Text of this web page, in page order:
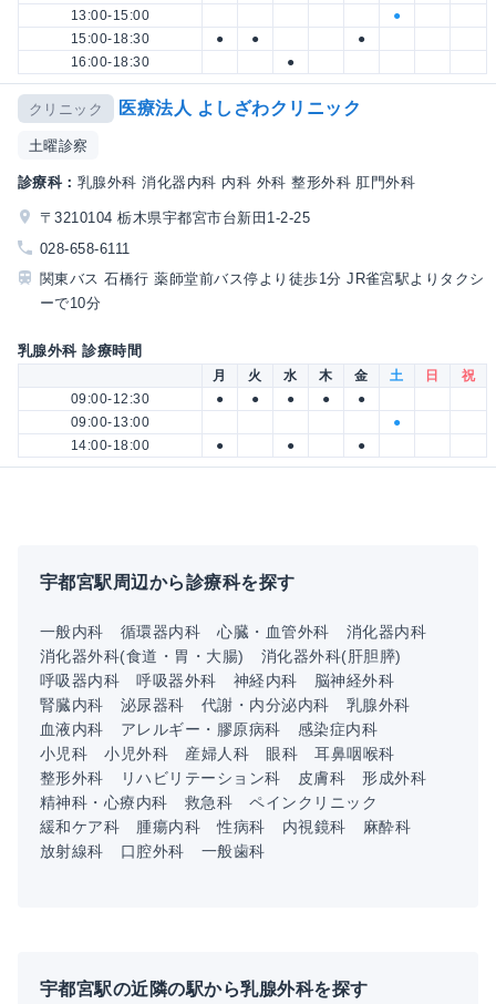
13:00-15:00
●
15:00-18:30
● ●
●
16:00-18:30
●
クリニック 医療法人 よしざわクリニック
土曜診察
診療科： 乳腺外科 消化器内科 内科 外科 整形外科 肛門外科
〒3210104 栃木県宇都宮市台新田1-2-25
028-658-6111
関東バス 石橋行 薬師堂前バス停より徒歩1分 JR雀宮駅よりタクシ
ーで10分
乳腺外科 診療時間
月 火 水 木 金 土 日
祝
09:00-12:30
● ● ● ●
●
09:00-13:00
●
14:00-18:00
● ● ●
宇都宮駅周辺から診療科を探す
一般内科 循環器内科 心臓・血管外科
消化器内科
消化器外科(食道・胃・大腸)
消化器外科(肝胆膵)
呼吸器内科
呼吸器外科 神経内科
脳神経外科
腎臓内科
泌尿器科 代謝・内分泌内科
乳腺外科
血液内科
アレルギー・膠原病科
感染症内科
小児科
小児外科 産婦人科 眼科
耳鼻咽喉科
整形外科
リハビリテーション科 皮膚科
形成外科
精神科・心療内科
救急科
ペインクリニック
緩和ケア科
腫瘍内科 性病科 内視鏡科
麻酔科
放射線科
口腔外科 一般歯科
宇都宮駅の近隣の駅から乳腺外科を探す